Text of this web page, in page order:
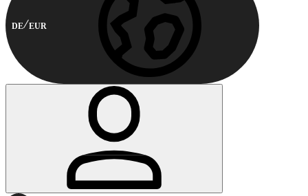
DE EUR